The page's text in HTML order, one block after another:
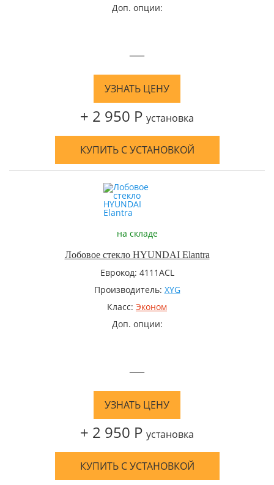
Доп. опции:
—
УЗНАТЬ ЦЕНУ
+ 2 950 Р установка
КУПИТЬ С УСТАНОВКОЙ
на складе
Лобовое стекло HYUNDAI Elantra
Еврокод: 4111ACL
Производитель: XYG
Класс: Эконом
Доп. опции:
—
УЗНАТЬ ЦЕНУ
+ 2 950 Р установка
КУПИТЬ С УСТАНОВКОЙ